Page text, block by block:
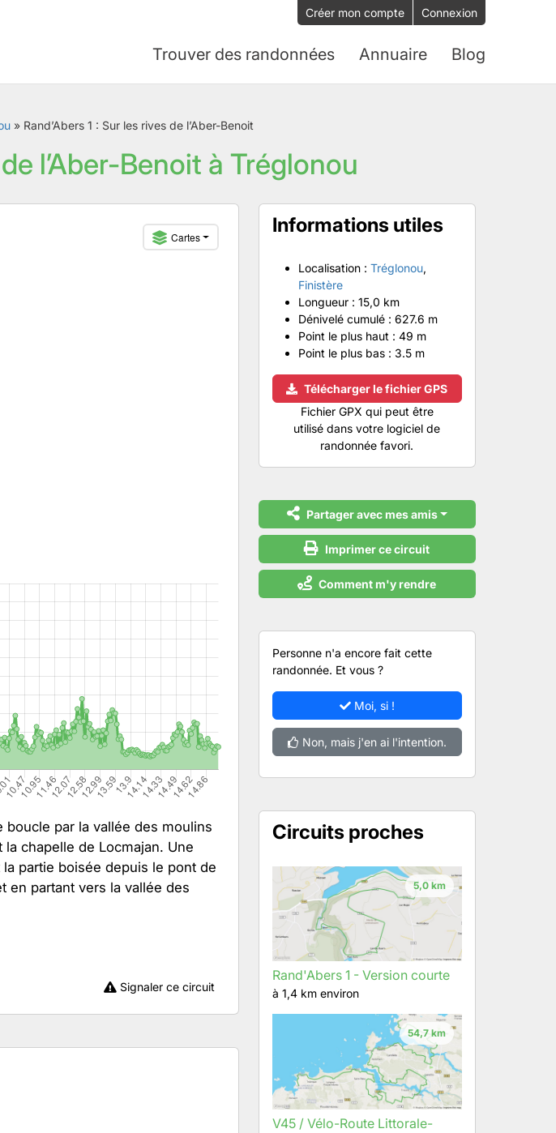
Créer mon compte Connexion
Trouver des randonnées Annuaire Blog
» Rand’Abers 1 : Sur les rives de l’Aber-Benoit
l’Aber-Benoit à Tréglonou
Cartes
boucle par la vallée des moulins
chapelle de Locmajan. Une
partie boisée depuis le pont de
en partant vers la vallée des
Signaler ce circuit
Informations utiles
Localisation : Tréglonou,
Finistère
Longueur : 15,0 km
Dénivelé cumulé : 627.6 m
Point le plus haut : 49 m
Point le plus bas : 3.5 m
Télécharger le fichier GPS
Fichier GPX qui peut être
utilisé dans votre logiciel de
randonnée favori.
Partager avec mes amis
Imprimer ce circuit
Comment m'y rendre
Personne n'a encore fait cette
randonnée. Et vous ?
Moi, si !
Non, mais j'en ai l'intention.
Circuits proches
5,0 km
Rand'Abers 1 - Version courte
à 1,4 km environ
54,7 km
V45 / Vélo-Route Littorale-